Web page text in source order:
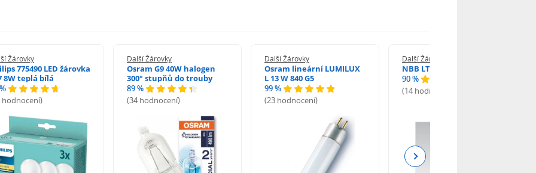
a zároveň by mělo být zamezeno jejímu
před přímým kontaktem se zvířaty, tedy
A předchází možnému požáru v důsledku
s podestýlkou.
Žárovky
775490 LED žárovka
8W teplá bílá
hodnocení)
Další Žárovky
Osram G9 40W halogen
300° stupňů do trouby
89 %
(34 hodnocení)
Další Žárovky
Osram lineární LUMILUX
L 13 W 840 G5
99 %
(23 hodnocení)
Další Žárovky
NBB LT 13W T5 840 SHORT
90 %
(14 hodnocení)
Next